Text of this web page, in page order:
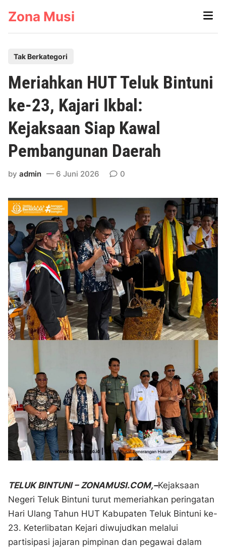
Zona Musi
Main
s
t
e
d
n
Tak Berkategori
Meriahkan HUT Teluk Bintuni
ke-23, Kajari Ikbal:
Kejaksaan Siap Kawal
Pembangunan Daerah
byadmin 6 Juni 2026 0
TELUK BINTUNI – ZONAMUSI.COM,–Kejaksaan
Negeri Teluk Bintuni turut memeriahkan peringatan
Hari Ulang Tahun HUT Kabupaten Teluk Bintuni ke-
23. Keterlibatan Kejari diwujudkan melalui
partisipasi jajaran pimpinan dan pegawai dalam